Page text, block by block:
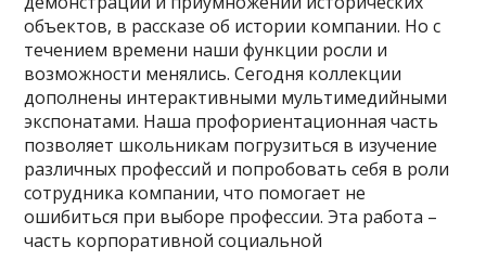
объектов, в рассказе об истории компании. Но с
течением времени наши функции росли и
возможности менялись. Сегодня коллекции
дополнены интерактивными мультимедийными
экспонатами. Наша профориентационная часть
позволяет школьникам погрузиться в изучение
различных профессий и попробовать себя в роли
сотрудника компании, что помогает не
ошибиться при выборе профессии. Эта работа –
часть корпоративной социальной